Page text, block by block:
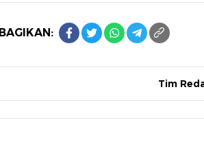
BAGIKAN:
Tim